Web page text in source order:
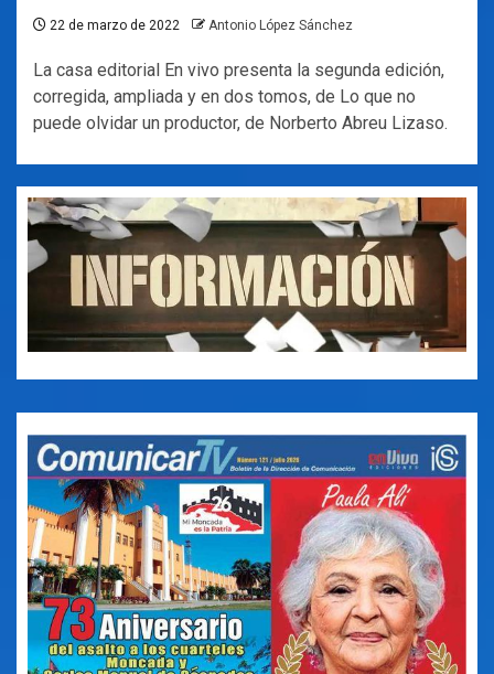
22 de marzo de 2022 Antonio López Sánchez
La casa editorial En vivo presenta la segunda edición,
corregida, ampliada y en dos tomos, de Lo que no
puede olvidar un productor, de Norberto Abreu Lizaso.